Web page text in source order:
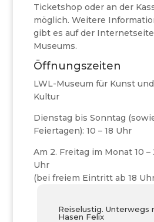
Ticketshop oder an der
möglich. Weitere
gibt es auf der
Museums.
Öffnungszeiten
LWL-Museum für Kunst und
Kultur
Dienstag bis Sonntag
Feiertagen): 10 – 18 Uhr
Am 2. Freitag im Monat 10 –
Uhr
(bei freiem Eintritt ab 18
Reiselustig. Unterwegs
Hasen Felix